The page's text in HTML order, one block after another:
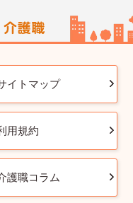
イトマップ
用規約
護職コラム